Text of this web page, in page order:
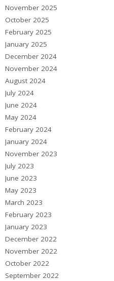
November 2025
October 2025
February 2025
January 2025
December 2024
November 2024
August 2024
July 2024
June 2024
May 2024
February 2024
January 2024
November 2023
July 2023
June 2023
May 2023
March 2023
February 2023
January 2023
December 2022
November 2022
October 2022
September 2022